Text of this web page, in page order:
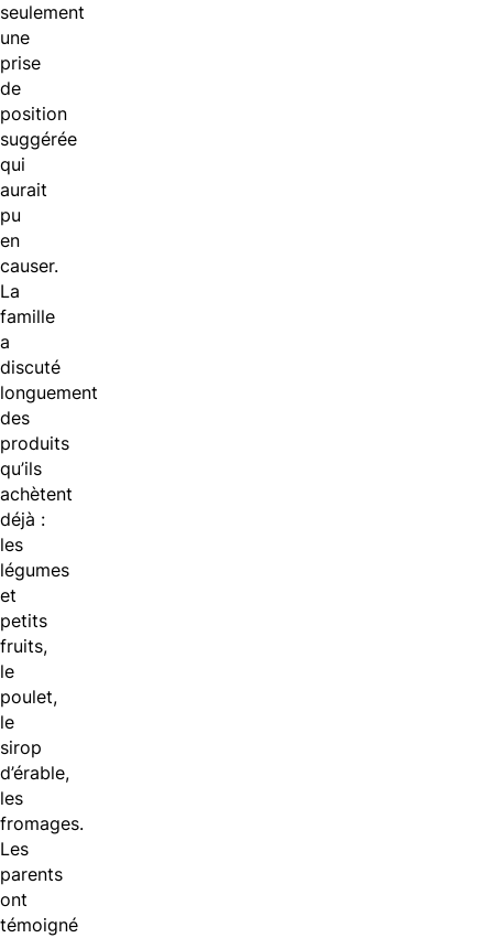
seulement
une
prise
de
position
suggérée
qui
aurait
pu
en
causer.
La
famille
a
discuté
longuement
des
produits
qu’ils
achètent
déjà :
les
légumes
et
petits
fruits,
le
poulet,
le
sirop
d’érable,
les
fromages.
Les
parents
ont
témoigné